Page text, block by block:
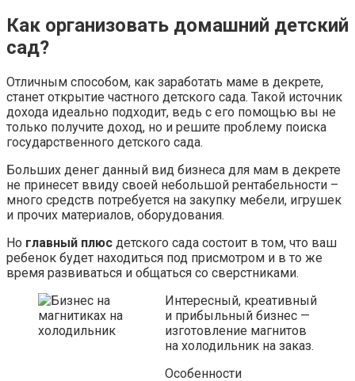
Как организовать домашний детский
сад?
Отличным способом, как заработать маме в декрете,
станет открытие частного детского сада. Такой источник
дохода идеально подходит, ведь с его помощью вы не
только получите доход, но и решите проблему поиска
государственного детского сада.
Больших денег данный вид бизнеса для мам в декрете
не принесет ввиду своей небольшой рентабельности –
много средств потребуется на закупку мебели, игрушек
и прочих материалов, оборудования.
Но главный плюс детского сада состоит в том, что ваш
ребенок будет находиться под присмотром и в то же
время развиваться и общаться со сверстниками.
Интересный, креативный
и прибыльный бизнес —
изготовление магнитов
на холодильник на заказ.
Особенности